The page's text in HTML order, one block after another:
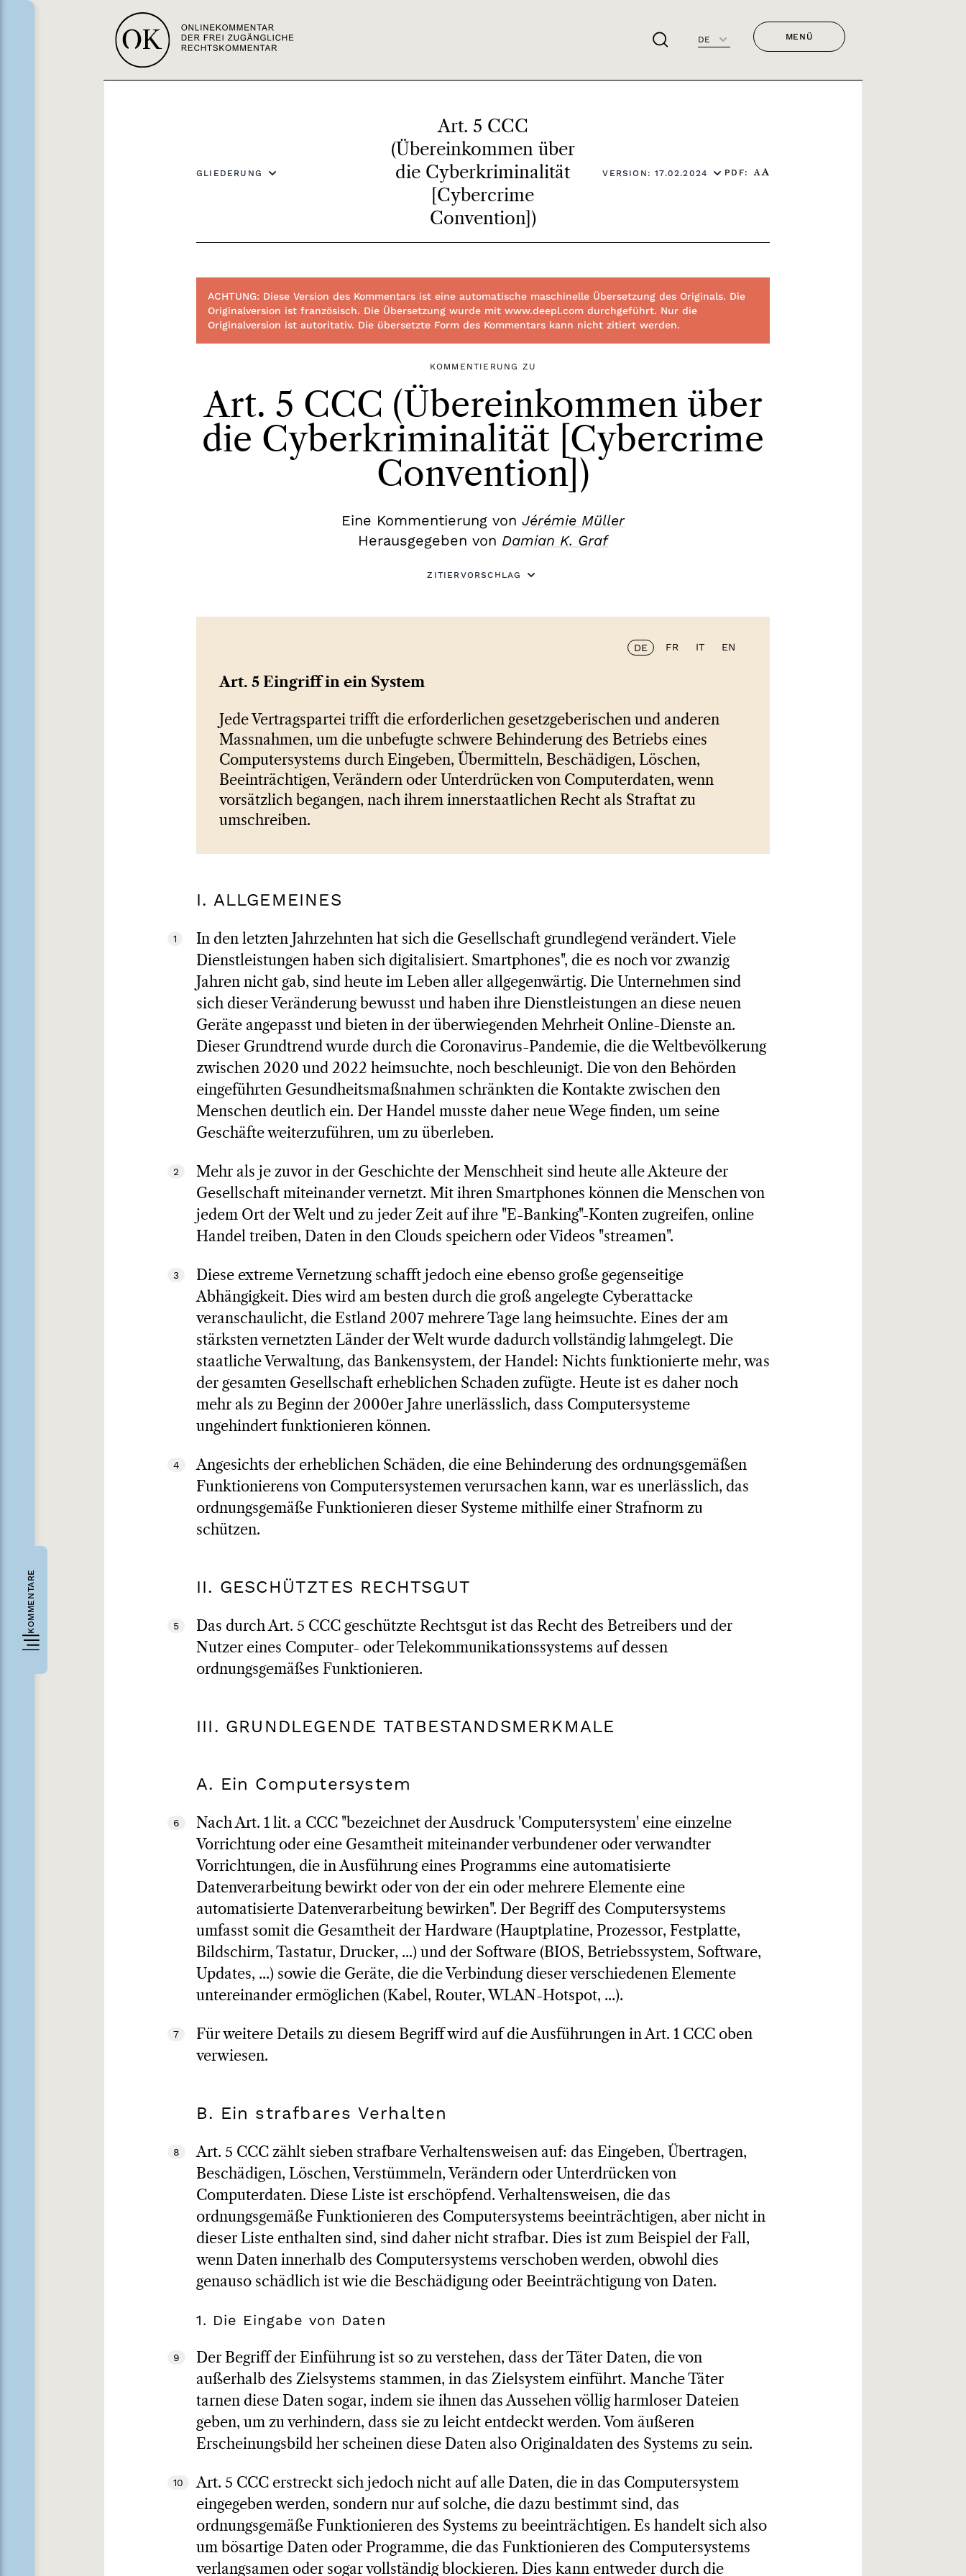
DE MENÜ
KOMMENTARE
GLIEDERUNG
Art. 5 CCC
(Übereinkommen über
die Cyberkriminalität
[Cybercrime
Convention])
VERSION: 17.02.2024 PDF: A A
ACHTUNG: Diese Version des Kommentars ist eine automatische maschinelle Übersetzung des Originals. Die
Originalversion ist französisch. Die Übersetzung wurde mit www.deepl.com durchgeführt. Nur die
Originalversion ist autoritativ. Die übersetzte Form des Kommentars kann nicht zitiert werden.
KOMMENTIERUNG ZU
Art. 5 CCC (Übereinkommen über
die Cyberkriminalität [Cybercrime
Convention])
Eine Kommentierung von Jérémie Müller
Herausgegeben von Damian K. Graf
ZITIERVORSCHLAG
DE FR IT EN
Art. 5 Eingriff in ein System
Jede Vertragspartei trifft die erforderlichen gesetzgeberischen und anderen
Massnahmen, um die unbefugte schwere Behinderung des Betriebs eines
Computersystems durch Eingeben, Übermitteln, Beschädigen, Löschen,
Beeinträchtigen, Verändern oder Unterdrücken von Computerdaten, wenn
vorsätzlich begangen, nach ihrem innerstaatlichen Recht als Straftat zu
umschreiben.
I. ALLGEMEINES
1
In den letzten Jahrzehnten hat sich die Gesellschaft grundlegend verändert. Viele
Dienstleistungen haben sich digitalisiert. Smartphones", die es noch vor zwanzig
Jahren nicht gab, sind heute im Leben aller allgegenwärtig. Die Unternehmen sind
sich dieser Veränderung bewusst und haben ihre Dienstleistungen an diese neuen
Geräte angepasst und bieten in der überwiegenden Mehrheit Online-Dienste an.
Dieser Grundtrend wurde durch die Coronavirus-Pandemie, die die Weltbevölkerung
zwischen 2020 und 2022 heimsuchte, noch beschleunigt. Die von den Behörden
eingeführten Gesundheitsmaßnahmen schränkten die Kontakte zwischen den
Menschen deutlich ein. Der Handel musste daher neue Wege finden, um seine
Geschäfte weiterzuführen, um zu überleben.
2
Mehr als je zuvor in der Geschichte der Menschheit sind heute alle Akteure der
Gesellschaft miteinander vernetzt. Mit ihren Smartphones können die Menschen von
jedem Ort der Welt und zu jeder Zeit auf ihre "E-Banking"-Konten zugreifen, online
Handel treiben, Daten in den Clouds speichern oder Videos "streamen".
3
Diese extreme Vernetzung schafft jedoch eine ebenso große gegenseitige
Abhängigkeit. Dies wird am besten durch die groß angelegte Cyberattacke
veranschaulicht, die Estland 2007 mehrere Tage lang heimsuchte. Eines der am
stärksten vernetzten Länder der Welt wurde dadurch vollständig lahmgelegt. Die
staatliche Verwaltung, das Bankensystem, der Handel: Nichts funktionierte mehr, was
der gesamten Gesellschaft erheblichen Schaden zufügte. Heute ist es daher noch
mehr als zu Beginn der 2000er Jahre unerlässlich, dass Computersysteme
ungehindert funktionieren können.
4
Angesichts der erheblichen Schäden, die eine Behinderung des ordnungsgemäßen
Funktionierens von Computersystemen verursachen kann, war es unerlässlich, das
ordnungsgemäße Funktionieren dieser Systeme mithilfe einer Strafnorm zu
schützen.
II. GESCHÜTZTES RECHTSGUT
5
Das durch Art. 5 CCC geschützte Rechtsgut ist das Recht des Betreibers und der
Nutzer eines Computer- oder Telekommunikationssystems auf dessen
ordnungsgemäßes Funktionieren.
III. GRUNDLEGENDE TATBESTANDSMERKMALE
A. Ein Computersystem
6
Nach Art. 1 lit. a CCC "bezeichnet der Ausdruck 'Computersystem' eine einzelne
Vorrichtung oder eine Gesamtheit miteinander verbundener oder verwandter
Vorrichtungen, die in Ausführung eines Programms eine automatisierte
Datenverarbeitung bewirkt oder von der ein oder mehrere Elemente eine
automatisierte Datenverarbeitung bewirken". Der Begriff des Computersystems
umfasst somit die Gesamtheit der Hardware (Hauptplatine, Prozessor, Festplatte,
Bildschirm, Tastatur, Drucker, ...) und der Software (BIOS, Betriebssystem, Software,
Updates, ...) sowie die Geräte, die die Verbindung dieser verschiedenen Elemente
untereinander ermöglichen (Kabel, Router, WLAN-Hotspot, ...).
7
Für weitere Details zu diesem Begriff wird auf die Ausführungen in Art. 1 CCC oben
verwiesen.
B. Ein strafbares Verhalten
8
Art. 5 CCC zählt sieben strafbare Verhaltensweisen auf: das Eingeben, Übertragen,
Beschädigen, Löschen, Verstümmeln, Verändern oder Unterdrücken von
Computerdaten. Diese Liste ist erschöpfend. Verhaltensweisen, die das
ordnungsgemäße Funktionieren des Computersystems beeinträchtigen, aber nicht in
dieser Liste enthalten sind, sind daher nicht strafbar. Dies ist zum Beispiel der Fall,
wenn Daten innerhalb des Computersystems verschoben werden, obwohl dies
genauso schädlich ist wie die Beschädigung oder Beeinträchtigung von Daten.
1. Die Eingabe von Daten
9
Der Begriff der Einführung ist so zu verstehen, dass der Täter Daten, die von
außerhalb des Zielsystems stammen, in das Zielsystem einführt. Manche Täter
tarnen diese Daten sogar, indem sie ihnen das Aussehen völlig harmloser Dateien
geben, um zu verhindern, dass sie zu leicht entdeckt werden. Vom äußeren
Erscheinungsbild her scheinen diese Daten also Originaldaten des Systems zu sein.
10
Art. 5 CCC erstreckt sich jedoch nicht auf alle Daten, die in das Computersystem
eingegeben werden, sondern nur auf solche, die dazu bestimmt sind, das
ordnungsgemäße Funktionieren des Systems zu beeinträchtigen. Es handelt sich also
um bösartige Daten oder Programme, die das Funktionieren des Computersystems
verlangsamen oder sogar vollständig blockieren. Dies kann entweder durch die